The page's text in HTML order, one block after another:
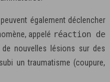
également déclencher
appelé réaction de
de nouvelles lésions sur des
un traumatisme (coupure,